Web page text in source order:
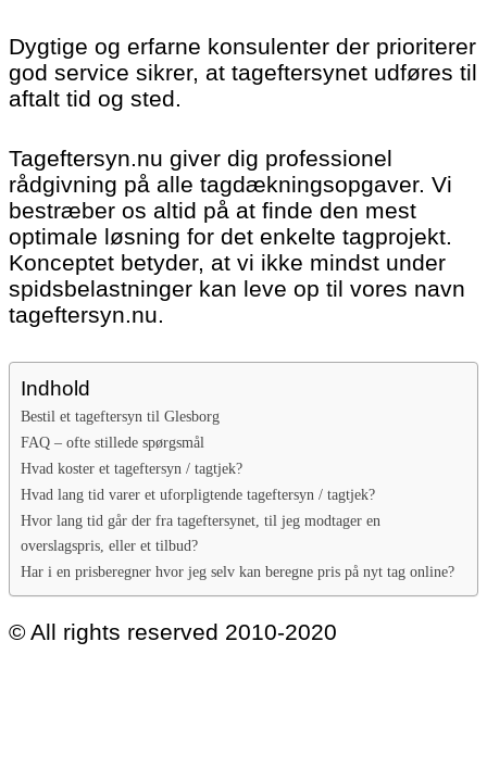
Dygtige og erfarne konsulenter der prioriterer
god service sikrer, at tageftersynet udføres til
aftalt tid og sted.
Tageftersyn.nu giver dig professionel
rådgivning på alle tagdækningsopgaver. Vi
bestræber os altid på at finde den mest
optimale løsning for det enkelte tagprojekt.
Konceptet betyder, at vi ikke mindst under
spidsbelastninger kan leve op til vores navn
tageftersyn.nu.
Indhold
Bestil et tageftersyn til Glesborg
FAQ – ofte stillede spørgsmål
Hvad koster et tageftersyn / tagtjek?
Hvad lang tid varer et uforpligtende tageftersyn / tagtjek?
Hvor lang tid går der fra tageftersynet, til jeg modtager en
overslagspris, eller et tilbud?
Har i en prisberegner hvor jeg selv kan beregne pris på nyt tag online?
© All rights reserved 2010-2020